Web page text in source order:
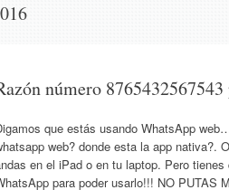
número
que estás usando WhatsApp
web? donde esta la app nativa?.
en el iPad o en tu laptop. Pero
para poder usarlo!!! NO PUTAS